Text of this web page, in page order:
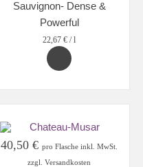
Sauvignon- Dense &
Powerful
22,67€ /l
40,50€ pro Flasche inkl. MwSt.
zzgl. Versandkosten